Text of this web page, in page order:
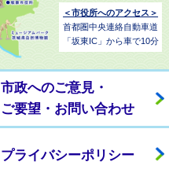
＜市役所へのアクセス＞
首都圏中央連絡自動車道
「坂東IC」から車で10分
市政へのご意見・
ご要望・お問い合わせ
プライバシーポリシー